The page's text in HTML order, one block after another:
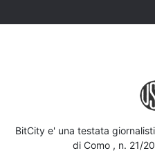
BitCity e' una testata
di Como , n. 21/